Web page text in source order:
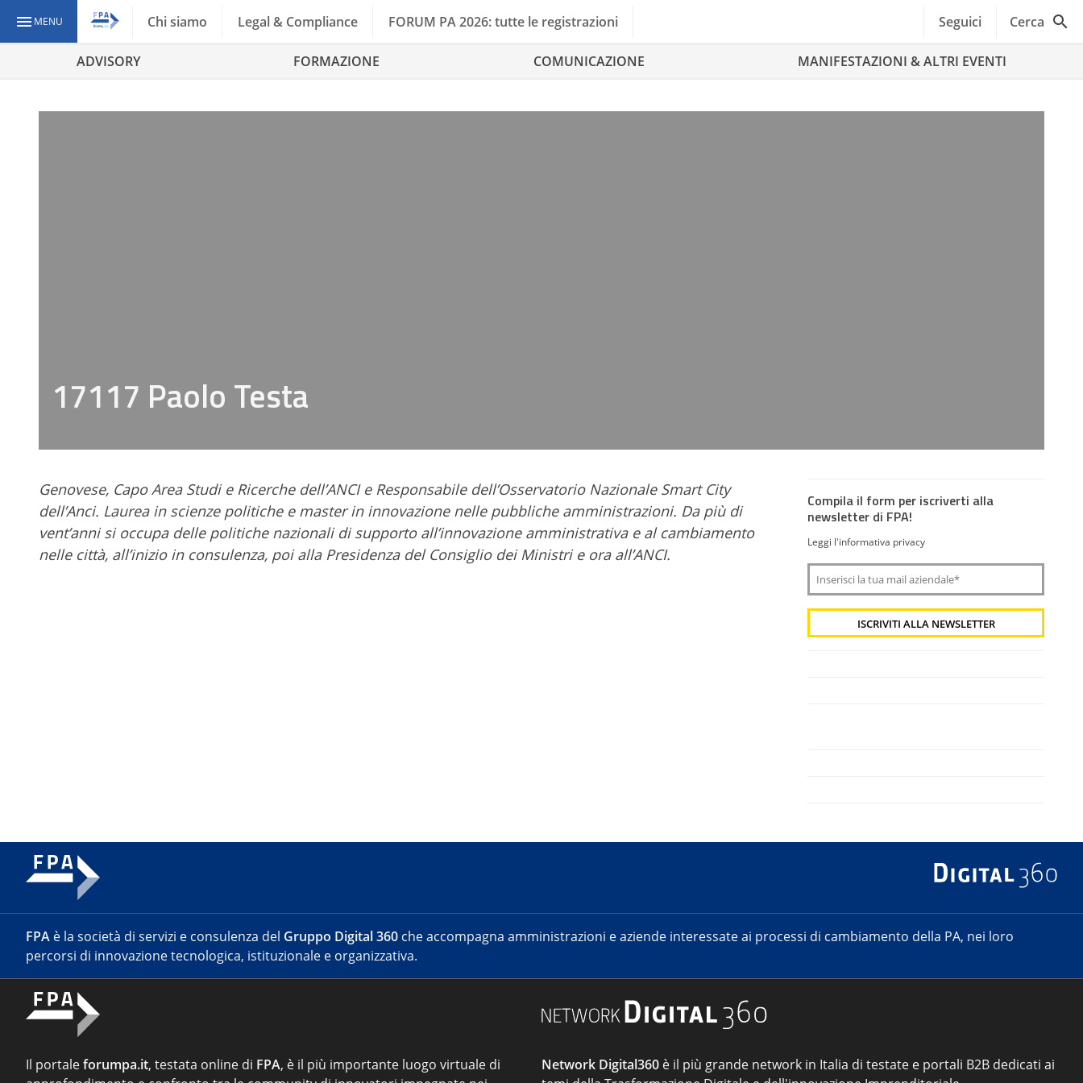
MENU Chi siamo Legal & Compliance FORUM PA 2026: tutte le registrazioni Seguici Cerca
ADVISORY FORMAZIONE COMUNICAZIONE MANIFESTAZIONI & ALTRI EVENTI
17117 Paolo Testa
Genovese, Capo Area Studi e Ricerche dell’ANCI e Responsabile dell’Osservatorio Nazionale Smart City
dell’Anci. Laurea in scienze politiche e master in innovazione nelle pubbliche amministrazioni. Da più di
vent’anni si occupa delle politiche nazionali di supporto all’innovazione amministrativa e al cambiamento
nelle città, all’inizio in consulenza, poi alla Presidenza del Consiglio dei Ministri e ora all’ANCI.
Compila il form per iscriverti alla
newsletter di FPA!
Leggi l'informativa privacy
FPA è la società di servizi e consulenza del Gruppo Digital 360 che accompagna amministrazioni e aziende interessate ai processi di cambiamento della PA, nei loro
percorsi di innovazione tecnologica, istituzionale e organizzativa.
Il portaleforumpa.it, testata online di FPA, è il più importante luogo virtuale di
Network Digital360 è il più grande network in Italia di testate e portali B2B dedicati ai